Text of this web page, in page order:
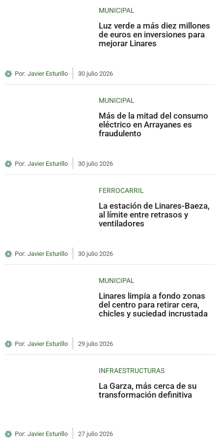
MUNICIPAL
Luz verde a más diez millones
de euros en inversiones para
mejorar Linares
Por: Javier Esturillo 30 julio 2026
MUNICIPAL
Más de la mitad del consumo
eléctrico en Arrayanes es
fraudulento
Por: Javier Esturillo 30 julio 2026
FERROCARRIL
La estación de Linares-Baeza,
al límite entre retrasos y
ventiladores
Por: Javier Esturillo 30 julio 2026
MUNICIPAL
Linares limpia a fondo zonas
del centro para retirar cera,
chicles y suciedad incrustada
Por: Javier Esturillo 29 julio 2026
INFRAESTRUCTURAS
La Garza, más cerca de su
transformación definitiva
Por: Javier Esturillo 27 julio 2026